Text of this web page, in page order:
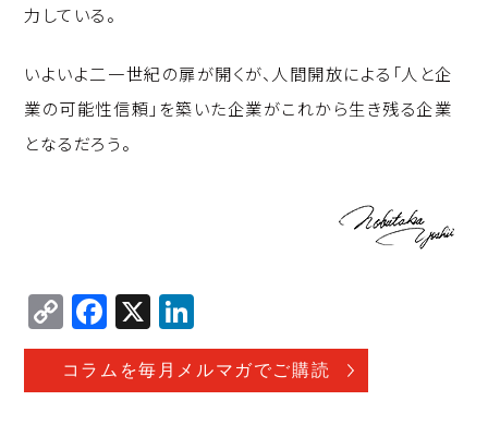
力している。
いよいよ二一世紀の扉が開くが、人間開放による「人と企
業の可能性信頼」を築いた企業がこれから生き残る企業
となるだろう。
C
o
p
F
a
c
X
n
k
コラムを毎月メルマガでご購読